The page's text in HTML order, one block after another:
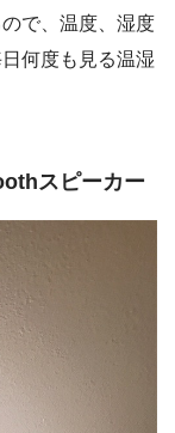
で、温度、湿度
何度も見る温湿
スピーカー